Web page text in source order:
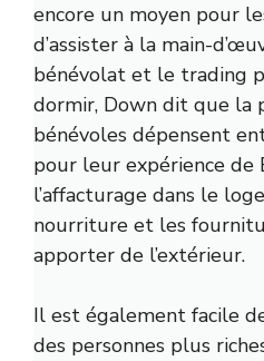
encore un moyen pour
d’assister à la main-
bénévolat et le trading
dormir, Down dit que la
bénévoles dépensent
pour leur expérience de
l’affacturage dans le
nourriture et les
apporter de l’extérieur.
Il est également facile
des personnes plus